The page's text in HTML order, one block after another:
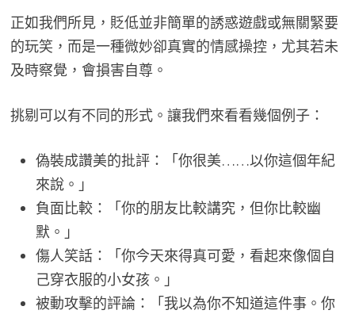
正如我們所見，貶低並非簡單的誘惑遊戲或無關緊要
的玩笑，而是一種微妙卻真實的情感操控，尤其若未
及時察覺，會損害自尊。
挑剔可以有不同的形式。讓我們來看看幾個例子：
偽裝成讚美的批評：「你很美……以你這個年紀
來說。」
負面比較：「你的朋友比較講究，但你比較幽
默。」
傷人笑話：「你今天來得真可愛，看起來像個自
己穿衣服的小女孩。」
被動攻擊的評論：「我以為你不知道這件事。你